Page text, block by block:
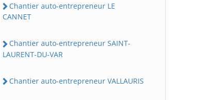
Chantier auto-entrepreneur LE
CANNET
Chantier auto-entrepreneur SAINT-
LAURENT-DU-VAR
Chantier auto-entrepreneur VALLAURIS